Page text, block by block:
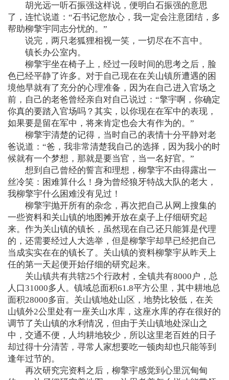
胡光远一听石振强这样说，便明白石振强的意思
了，连忙说道：“石书记您放心，我一定会注意团结，多
帮助柳擎宇同志分忧的。”
说完，两只老狐狸相视一笑，一切尽在不言中。
镇长办公室内。
柳擎宇坐在椅子上，经过一段时间的思考之后，脸
色已经平静了许多。对于自己现在在关山镇所遭遇的困
境他早就有了充分的心理准备，因为在自己进入官场之
前，自己的老爸曾经亲自对自己说过：“擎宇啊，你确定
你真的要踏入官场吗？其实，以你现在在军中的表现，
如果要是留在军中，将来肯定也会大有作为的。”
柳擎宇清楚的记得，当时自己的表情十分平静对老
爸说道：“爸，我非常清楚我自己的选择，因为我小的时
候就有一个梦想，那就是要当官，当一名好官。”
想到自己曾经的誓言和理想，柳擎宇不由得露出一
丝冷笑：困难算什么！身为曾经狼牙特战大队的老大，
我柳擎宇什么困难没有见过！
柳擎宇抛开所有的杂念，再次把自己从网上搜集的
一些资料和关山镇的地图摊开放在桌子上仔细研究起
来。作为关山镇的镇长，虽然现在自己还只能算是代理
的，还需要经过人大选举，但是柳擎宇却早已经把自己
当成实实在在的镇长了。关山镇的资料柳擎宇从昨天上
任的第一天起便开始仔细的研究起来。
关山镇共有共辖25个行政村，全镇共有8000户，总
人口31000多人。镇域总面积61.8平方公里，其中耕地总
面积28000多亩。关山镇地处山区，地势比较低，在关
山镇外2公里处有一座关山水库，这座水库的存在很好的
调节了关山镇的水利情况，但由于关山镇地处深山之
中，交通不便，人均耕地较少，所以这里老百姓的日子
却过得十分清苦，寻常人家想要吃一顿肉却也只能等到
逢年过节的。
再次研究完资料之后，柳擎宇感觉到心里沉甸甸